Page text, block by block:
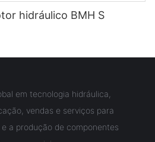
hidráulico BMH S
em tecnologia hidráulica,
vendas e serviços para
a produção de componentes